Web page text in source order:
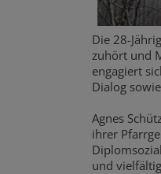
Die 28-
zuhört und
engagiert
Dialog
Agnes
ihrer
und